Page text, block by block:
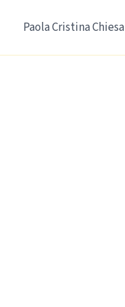
Paola Cristina Chiesa